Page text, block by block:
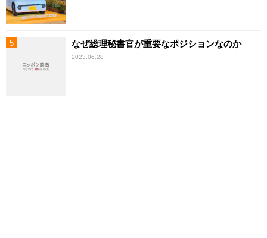
なぜ総理秘書官が重要なポジションなのか
2023.06.28